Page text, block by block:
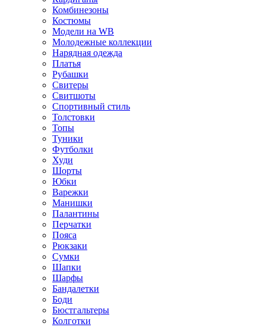
Комбинезоны
Костюмы
Модели на WB
Молодежные коллекции
Нарядная одежда
Платья
Рубашки
Свитеры
Свитшоты
Спортивный стиль
Толстовки
Топы
Туники
Футболки
Худи
Шорты
Юбки
Варежки
Манишки
Палантины
Перчатки
Пояса
Рюкзаки
Сумки
Шапки
Шарфы
Бандалетки
Боди
Бюстгальтеры
Колготки